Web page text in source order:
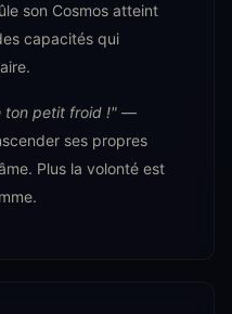
son Cosmos atteint
capacités qui
ton petit froid !" —
ses propres
Plus la volonté est